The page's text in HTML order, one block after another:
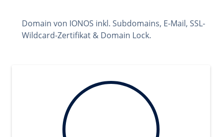
Domain von IONOS inkl. Subdomains, E-Mail, SSL-
Wildcard-Zertifikat & Domain Lock.